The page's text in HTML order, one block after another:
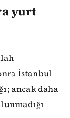
yurt
İstanbul
ancak daha